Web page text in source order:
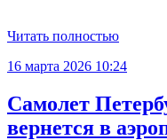
Читать полностью
16 марта 2026 10:24
Самолет
вернется в